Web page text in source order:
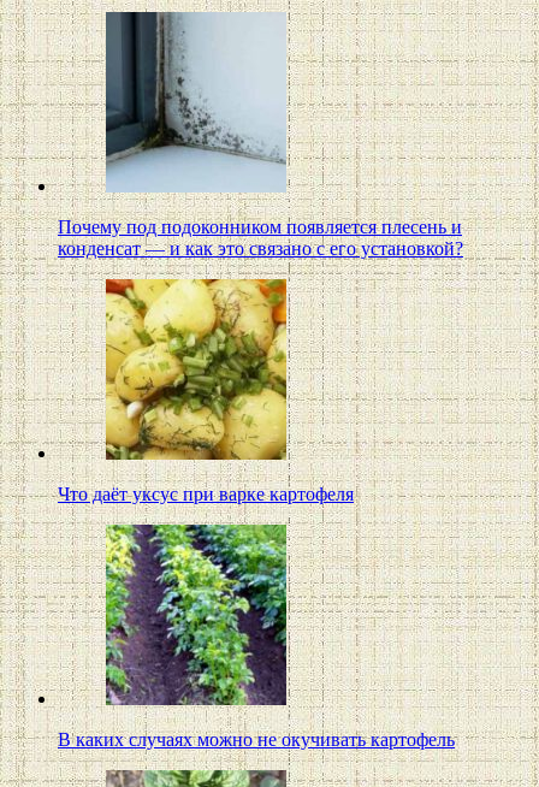
Почему под подоконником появляется плесень и
конденсат — и как это связано с его установкой?
Что даёт уксус при варке картофеля
В каких случаях можно не окучивать картофель